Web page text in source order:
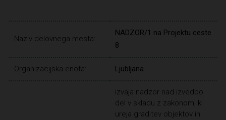
Naziv delovnega mesta:
NADZOR/1 na Projektu ceste
8
Organizacijska enota: Ljubljana
izvaja nadzor nad izvedbo
del v skladu z zakonom, ki
ureja graditev objektov in